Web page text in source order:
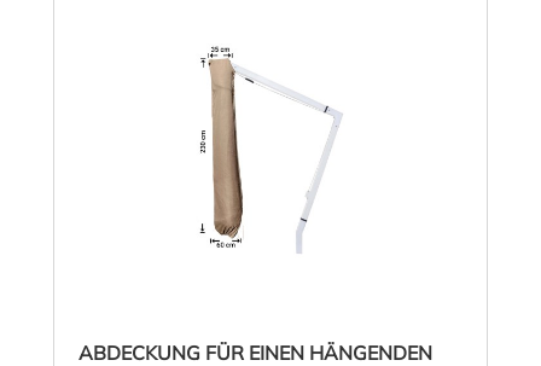
ABDECKUNG FÜR EINEN HÄNGENDEN